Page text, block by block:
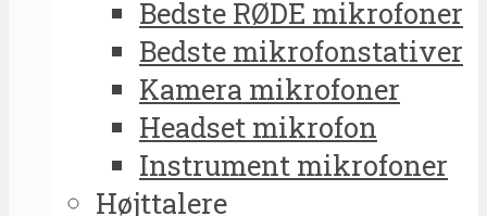
Bedste RØDE mikrofoner
Bedste mikrofonstativer
Kamera mikrofoner
Headset mikrofon
Instrument mikrofoner
Højttalere